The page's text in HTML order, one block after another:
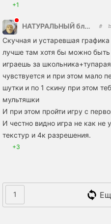
+1
НАТУРАЛЬНЫЙ блонд
Скучная и устаревшая
лучше там хотя бы можно
играешь за
чувствуется и при этом мало
шутки и по 1 скину при этом
мультяшки
И при этом пройти игру с
И честно видно игра не как не
текстур и 4к разрешения.
+3
1